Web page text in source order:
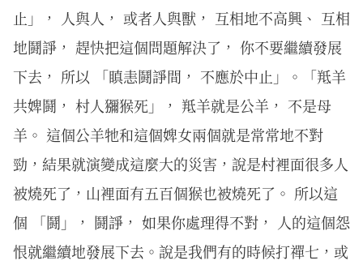
止」， 人與人， 或者人與獸， 互相地不高興、 互相
地鬪諍， 趕快把這個問題解決了， 你不要繼續發展
下去， 所以 「瞋恚鬪諍間， 不應於中止」。「羝羊
共婢鬪， 村人獼猴死」， 羝羊就是公羊， 不是母
羊。 這個公羊牠和這個婢女兩個就是常常地不對
勁，結果就演變成這麼大的災害，說是村裡面很多人
被燒死了，山裡面有五百個猴也被燒死了。 所以這
個 「鬪」， 鬪諍， 如果你處理得不對， 人的這個怨
恨就繼續地發展下去。說是我們有的時候打禪七，或